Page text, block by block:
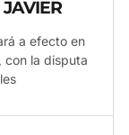
a efecto en
con la disputa